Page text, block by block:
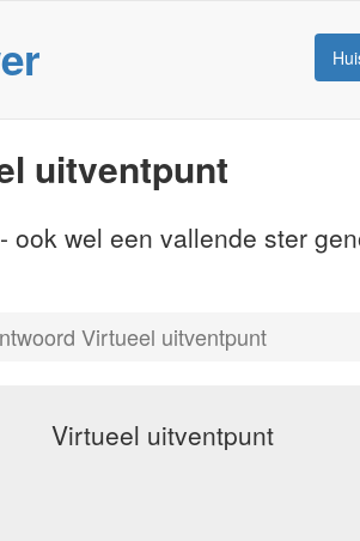
uitventpunt
wel een vallende ster
Virtueel uitventpunt
Virtueel uitventpunt